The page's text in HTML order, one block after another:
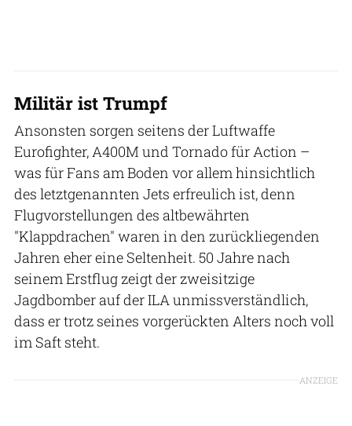
Militär ist Trumpf
Ansonsten sorgen seitens der Luftwaffe
Eurofighter, A400M und Tornado für Action –
was für Fans am Boden vor allem hinsichtlich
des letztgenannten Jets erfreulich ist, denn
Flugvorstellungen des altbewährten
"Klappdrachen" waren in den zurückliegenden
Jahren eher eine Seltenheit. 50 Jahre nach
seinem Erstflug zeigt der zweisitzige
Jagdbomber auf der ILA unmissverständlich,
dass er trotz seines vorgerückten Alters noch voll
im Saft steht.
ANZEIGE